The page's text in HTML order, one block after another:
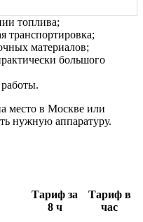
топлива;
транспортировка;
материалов;
большого
место в Москве или
нужную аппаратуру.
Тариф за
8 ч
Тариф в
час